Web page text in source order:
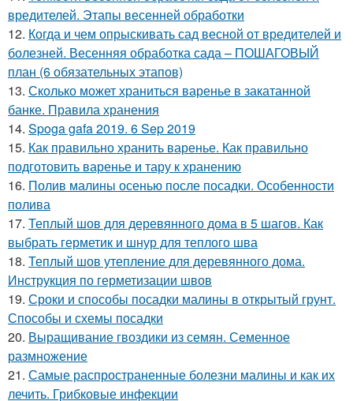
вредителей. Этапы весенней обработки
12. Когда и чем опрыскивать сад весной от вредителей и
болезней. Весенняя обработка сада – ПОШАГОВЫЙ
план (6 обязательных этапов)
13. Сколько может храниться варенье в закатанной
банке. Правила хранения
14. Spoga gafa 2019. 6 Sep 2019
15. Как правильно хранить варенье. Как правильно
подготовить варенье и тару к хранению
16. Полив малины осенью после посадки. Особенности
полива
17. Теплый шов для деревянного дома в 5 шагов. Как
выбрать герметик и шнур для теплого шва
18. Теплый шов утепление для деревянного дома.
Инструкция по герметизации швов
19. Сроки и способы посадки малины в открытый грунт.
Способы и схемы посадки
20. Выращивание гвоздики из семян. Семенное
размножение
21. Самые распространенные болезни малины и как их
лечить. Грибковые инфекции